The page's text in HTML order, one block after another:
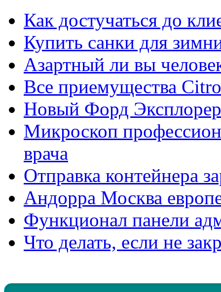
Как достучаться до
Купить санки для
Азартный ли вы
Все приемущества
Новый Форд
Микроскоп
врача
Отправка контейнера
Андорра Москва
Функционал панели
Что делать, если не